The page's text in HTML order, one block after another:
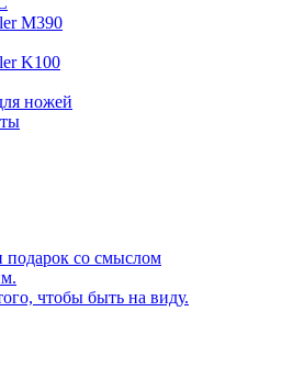
M390
K100
ножей
со смыслом
чтобы быть на виду.